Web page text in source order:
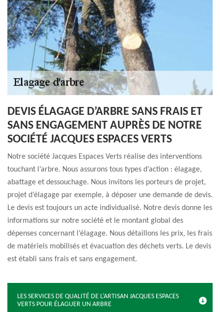
DEVIS ÉLAGAGE D’ARBRE SANS FRAIS ET
SANS ENGAGEMENT AUPRÈS DE NOTRE
SOCIÉTÉ JACQUES ESPACES VERTS
Notre société Jacques Espaces Verts réalise des interventions
touchant l’arbre. Nous assurons tous types d’action : élagage,
abattage et dessouchage. Nous invitons les porteurs de projet,
projet d’élagage par exemple, à déposer une demande de devis.
Le devis est toujours un acte individualisé. Notre devis donne les
informations sur notre société et le montant global des
dépenses concernant l’élagage. Nous détaillons les prix, les frais
de matériels mobilisés et évacuation des déchets verts. Le devis
est établi sans frais et sans engagement.
LES SERVICES DE QUALITÉ DE L’ARTISAN JACQUES ESPACES
VERTS POUR ÉLAGUER UN ARBRE